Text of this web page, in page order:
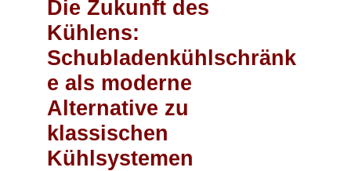
Die Zukunft des
Kühlens:
Schubladenkühlschränk
e als moderne
Alternative zu
klassischen
Kühlsystemen